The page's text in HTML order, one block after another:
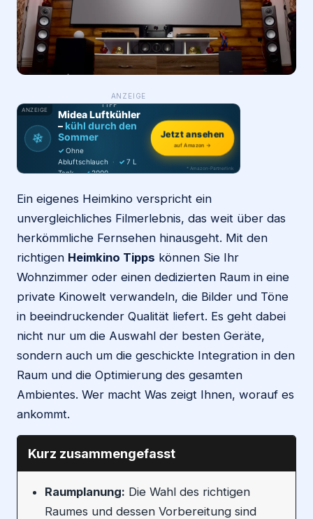
Login
ANZEIGE
ANZEIGE
❄
PRODUKT-
TIPP
Midea Luftkühler
–kühl durch den
Sommer
✓ Ohne
Abluftschlauch · ✓ 7 L
Tank · ✓2000
Jetzt ansehen
auf Amazon →
* Amazon-Partnerlink
Ein eigenes Heimkino verspricht ein
unvergleichliches Filmerlebnis, das weit über das
herkömmliche Fernsehen hinausgeht. Mit den
richtigen Heimkino Tipps können Sie Ihr
Wohnzimmer oder einen dedizierten Raum in eine
private Kinowelt verwandeln, die Bilder und Töne
in beeindruckender Qualität liefert. Es geht dabei
nicht nur um die Auswahl der besten Geräte,
sondern auch um die geschickte Integration in den
Raum und die Optimierung des gesamten
Ambientes. Wer macht Was zeigt Ihnen, worauf es
ankommt.
Kurz zusammengefasst
Raumplanung: Die Wahl des richtigen
Raumes und dessen Vorbereitung sind